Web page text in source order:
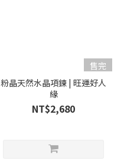
售完
粉晶天然水晶項鍊 | 旺運好人
緣
NT$2,680